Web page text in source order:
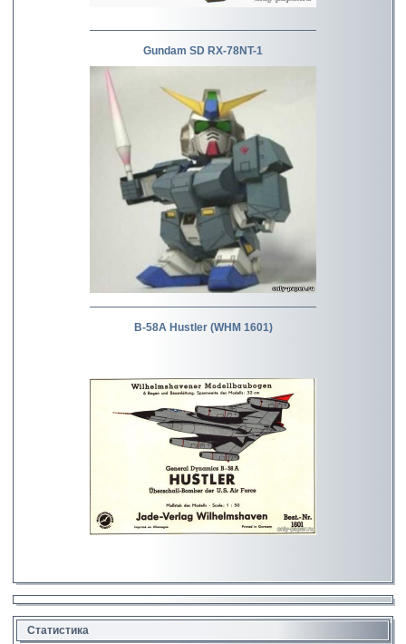
Gundam SD RX-78NT-1
B-58A Hustler (WHM 1601)
Статистика